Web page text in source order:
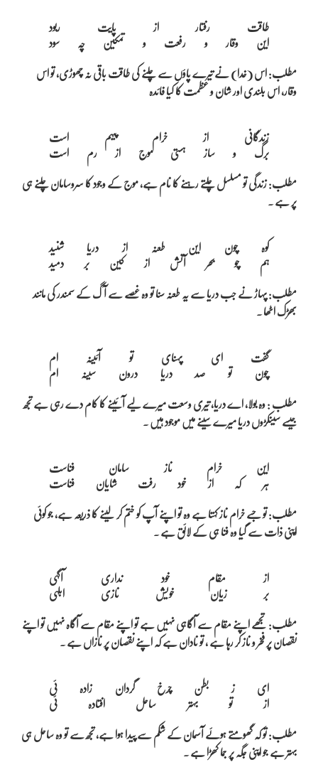
طاقت رفتار از پایت ربود
مطلب: اس (خدا) نے تیرے پاؤں سے چلنے کی طاقت باقی نہ چھوڑی، تو اس
وقار، اس بلندی اور شان و عظمت کا کیا فائدہ
زندگانی از خرام پیہم است
مطلب: زندگی تو مسلسل چلتے رہنے کا نام ہے، موج کے وجود کا سروسامان چلنے ہی
پر ہے ۔
کوہ چون این طعنہ از دریا شنید
مطلب: پہاڑ نے جب دریا سے یہ طعنہ سنا تو وہ غصے سے آگ کے سمندر کی مانند
بھڑک اٹھا ۔
گفت ای پہنای تو آئینہ ام
چون تو صد دریا درون سینہ ام
مطلب : وہ بولا، اے دریا، تیری وسعت میرے لیے آئینے کا کام دے رہی ہے تجھ
جیسے سینکڑوں دریا میرے سینے میں موجود ہیں ۔
این خرام ناز سامان فناست
مطلب: تو جسے خرام ناز کہتا ہے وہ تو اپنے آپ کو ختم کر لینے کا ذریعہ ہے، جو کوئی
اپنی ذات سے گیا وہ فنا ہی کے لائق ہے ۔
از مقام خود نداری آگہی
مطلب: تجھے اپنے مقام سے آگاہی نہیں ہے تو اپنے مقام سے آگاہ نہیں تو اپنے
نقصان پر فخر و ناز کر رہا ہے ، تو نادان ہے کہ اپنے نقصان پر نازاں ہے ۔
ای ز بطن چرخ گردان زادہ ئی
مطلب: تو کہ گھومتے ہوئے آسمان کے شکم سے پیدا ہوا ہے، تجھ سے تو وہ ساحل ہی
بہتر ہے جو اپنی جگہ پر جما کھڑا ہے ۔